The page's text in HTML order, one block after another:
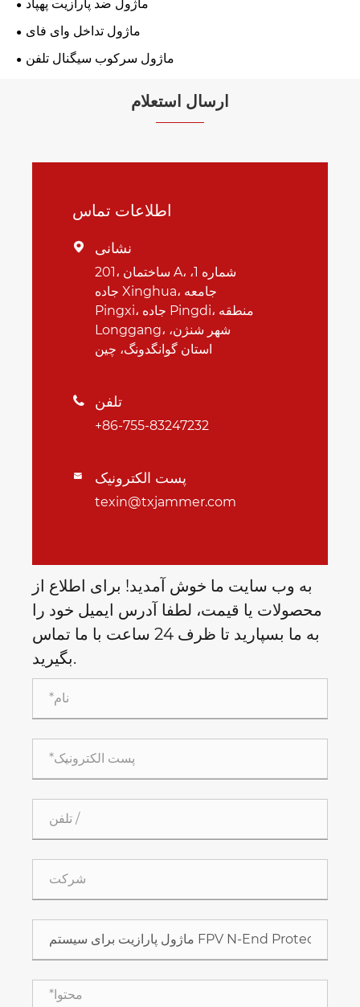
ماژول ضد پارازیت پهپاد
ماژول تداخل وای فای
ماژول سرکوب سیگنال تلفن
ارسال استعلام
اطلاعات تماس
 نشانی
201، ساختمان A، شماره 1،
جاده Xinghua، جامعه
Pingxi، جاده Pingdi، منطقه
Longgang، شهر شنژن،
استان گوانگدونگ، چین
 تلفن
+86-755-83247232
 پست الکترونیک
texin@txjammer.com
به وب سایت ما خوش آمدید! برای اطلاع از
محصولات یا قیمت، لطفا آدرس ایمیل خود را
به ما بسپارید تا ظرف 24 ساعت با ما تماس
بگیرید.